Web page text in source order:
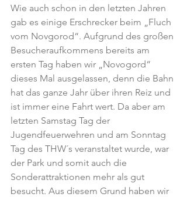
Wie auch schon in den letzten Jahren
gab es einige Erschrecker beim „Fluch
vom Novgorod“. Aufgrund des großen
Besucheraufkommens bereits am
ersten Tag haben wir „Novogord“
dieses Mal ausgelassen, denn die Bahn
hat das ganze Jahr über ihren Reiz und
ist immer eine Fahrt wert. Da aber am
letzten Samstag Tag der
Jugendfeuerwehren und am Sonntag
Tag des THW´s veranstaltet wurde, war
der Park und somit auch die
Sonderattraktionen mehr als gut
besucht. Aus diesem Grund haben wir